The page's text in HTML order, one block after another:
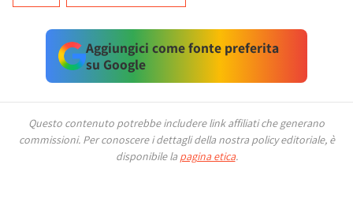
Aggiungici come fonte preferita
su Google
Questo contenuto potrebbe includere link affiliati che generano
commissioni. Per conoscere i dettagli della nostra policy editoriale, è
disponibile la pagina etica.